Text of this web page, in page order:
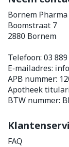
Bornem Pharma
Boomstraat 7
2880 Bornem
Telefoon: 03
E-mailadres:
APB nummer:
Apotheek
BTW nummer:
FAQ